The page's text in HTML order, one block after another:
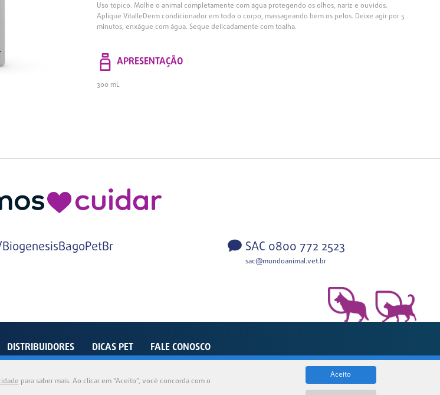
para saber mais. Ao clicar em “Aceito”, você concorda com o
Aceito
Uso tópico. Molhe o animal completamente com água protegendo os olhos, nariz e ouvidos.
Aplique VitalleDerm condicionador em todo o corpo, massageando bem os pelos. Deixe agir por 5
minutos, enxágue com água. Seque delicadamente com toalha.
APRESENTAÇÃO
300 mL
SAC 0800 772 2523
sac@mundoanimal.vet.br
DISTRIBUIDORES DICAS PET FALE CONOSCO